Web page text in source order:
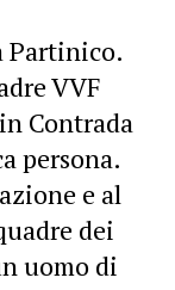
Partinico.
VVF
Contrada
persona.
e al
dei
uomo di